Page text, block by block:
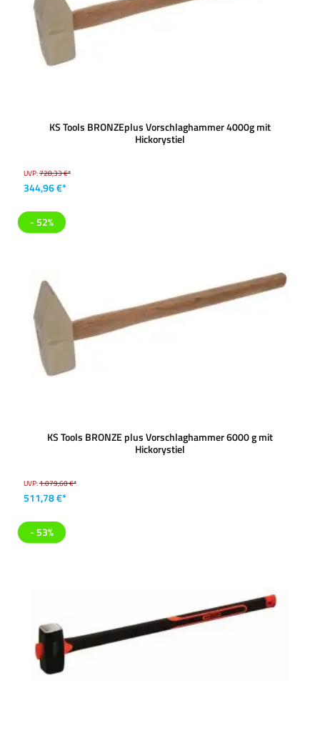
KS Tools BRONZEplus Vorschlaghammer 4000g mit
Hickorystiel
UVP:728,33 €*
344,96 €*
- 52%
KS Tools BRONZE plus Vorschlaghammer 6000 g mit
Hickorystiel
UVP:1.079,60 €*
511,78 €*
- 53%